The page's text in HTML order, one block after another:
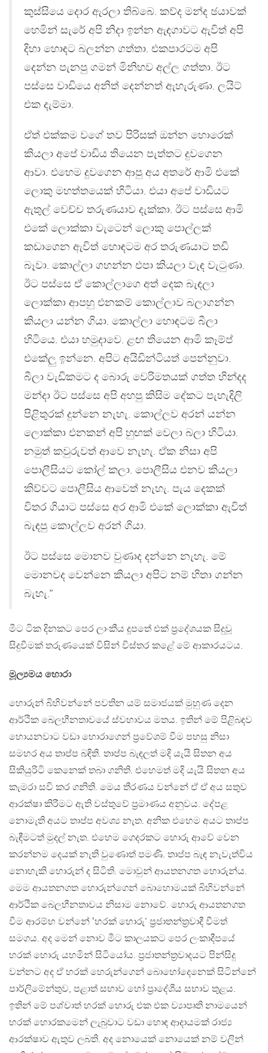
කුස්සියෙ දොර ඇරලා තිබ්බෙ. කව්ද මන්ද ඡයාවක්
හෙමින් සැරේ අපි නිදා ඉන්න ඇඳගාවට ඇවිත් අපි
දිහා හොඳට බලන්න ගත්තා. එකපාරටම අපි
දෙන්න පැනපු ගමන් මිනිහව අල්ල ගත්තා. ඊට
පස්සෙ වාඩියෙ අනිත් දෙන්නත් ඇහැරුණා. ලයිට්
එක දැම්මා.
ඒත් එක්කම වගේ තව පිරිසක් ඔන්න හොරෙක්
කියලා අපේ වාඩිය තියෙන පැත්තට දුවගෙන
ආවා. එහෙම දුවගෙන ආපු අය අතරේ ආමි එකේ
ලොකු මහත්තයෙක් හිටියා. එයා අපේ වාඩියට
ඇතුල් වෙච්ච තරුණයාව දැක්කා. ඊට පස්සෙ ආමි
එකේ ලොක්කා වැටෙන් ලොකු පොල්ලක්
කඩාගෙන ඇවිත් හොඳටම අර තරුණයාට තඩි
බෑවා. කොල්ලා ගහන්න එපා කියලා වැඳ වැටුණා.
ඊට පස්සෙ ඒ කොල්ලාගෙ අත් දෙක බැඳලා
ලොක්කා ආපහු එනකම් කොල්ලාව බලාගන්න
කියලා යන්න ගියා. කොල්ලා හොඳටම බීලා
හිටියෙ. එයා හමුදාවෙ. ළඟ තියෙන ආමි කෑම්ප්
එකේලු ඉන්නෙ. අපිට අයිඩින්ටියත් පෙන්නුවා.
බීලා වැඩිකමට ද බොරු වෙරිමතයක් ගත්ත හින්දද
මන්දා ඊට පස්සෙ අපි අහපු කිසිම දේකට පැහැදිලි
පිළිතුරක් දුන්නෙ නැහැ. කොල්ලව අරන් යන්න
ලොක්කා එනකන් අපි හුඟක් වෙලා බලා හිටියා.
නමුත් කවුරුවත් ආවෙ නැහැ. ඒක නිසා අපි
පොලීසියට කෝල් කලා. පොලීසිය එනව කියලා
කිව්වට පොලීසිය ආවෙත් නැහැ. පැය දෙකක්
විතර ගියාට පස්සෙ අර ආමි එකේ ලොක්කා ඇවිත්
බැඳපු කොල්ලව අරන් ගියා.
ඊට පස්සෙ මොනව වුණාද දන්නෙ නැහැ. මේ
මොනවද වෙන්නෙ කියලා අපිට නම් හිතා ගන්න
බැහැ.”
මීට ටික දිනකට පෙර ලාංකීය දූපතේ එක් ප්‍රදේශයක සිදුවූ
සිදුවීමක් තරුණයෙක් විසින් විස්තර කළේ මේ ආකාරයටය.
මූල්‍යමය හොරා
හොරුන් බිහිවන්නේ පවතින යම් සමාජයක් මුහුණ දෙන
ආර්ථික බෙලහීනතාවයේ ස්වභාවය මතය. ඉතින් මේ පිළිබඳව
හොයනවාට වඩා හොරාගෙන් ප්‍රවේශම් වීම පහසු නිසා
සමහර අය තාප්ප බඳිති. තාප්ප බැඳලත් මදි යැයි සිතන අය
සිකියුරිටි කෙනෙක් තබා ගනිති. එහෙමත් මදි යැයි සිතන අය
කැමරා සවි කර ගනිති. මෙය තීරණය වන්නේ ඒ ඒ අය සතුව
ආරක්ෂා කිරීමට ඇති වස්තුවේ ප්‍රමාණය අනුවය. දේපළ
නොමැති අයට තාප්ප අවශ්‍ය නැත. අනික එහෙම අයට තාප්ප
බැඳීමටත් මුදල් නැත. එහෙම ගෙදරකට හොරු ආවේ වෙන
කරන්නම දෙයක් නැති වුණොත් පමණි. තාප්ප බැඳ නැවැත්විය
නොහැකි හොරුන් ද සිටිති. මොවුන් ආයතනගත හොරුන්ය.
මෙම ආයතනගත හොරුන්ගෙන් බොහොමයක් බිහිවන්නේ
ආර්ථික බෙලහීනතාවය නිසාම නොවේ. හොරු ආයතනගත
වීම ආරම්භ වන්නේ ‛හරක් හොරු’ ප්‍රජාතන්ත්‍රවාදී වීමත්
සමගය. අද මෙන් නොව මීට කාලයකට පෙර ලංකාදීපයේ
හරක් හොරු යහමින් සිටියෝය. ප්‍රජාතන්ත්‍රවාදයට පින්සිදු
වන්නට අද ඒ හරක් හෙරුන්ගෙන් බොහෝදෙනෙක් සිටින්නේ
පාර්ලිමේන්තුව, පළාත් සභාව හෝ ප්‍රාදේශීය සභාව තුළය.
ඉතින් මේ පශ්චාත් හරක් හොරු එක එක ව්‍යාපෘති නාමයෙන්
හරක් හොරකමෙන් ලැබුවාට වඩා හොඳ ආදායමක් රාජ්‍ය
ආරක්ෂාව ඇතුව ලබති. අද නොයෙක් නොයෙක් නම් වලින්